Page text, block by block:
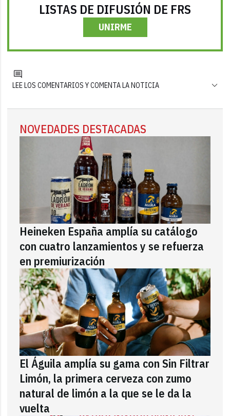
LISTAS DE DIFUSIÓN DE FRS
UNIRME
LEE LOS COMENTARIOS Y COMENTA LA NOTICIA
NOVEDADES DESTACADAS
Heineken España amplía su catálogo
con cuatro lanzamientos y se refuerza
en premiurización
El Águila amplía su gama con Sin Filtrar
Limón, la primera cerveza con zumo
natural de limón a la que se le da la
vuelta